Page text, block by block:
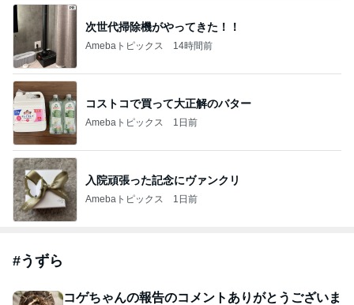
次世代掃除機がやってきた！！
Amebaトピックス 14時間前
コストコで買って大正解のバター
Amebaトピックス 1日前
入院頑張った記念にヴァンクリ
Amebaトピックス 1日前
#うずら
コゲちゃんの報告のコメントありがとうございま